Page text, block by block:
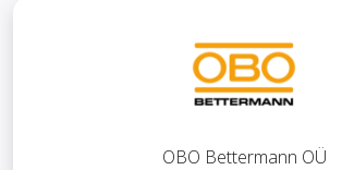
OBO Bettermann OÜ